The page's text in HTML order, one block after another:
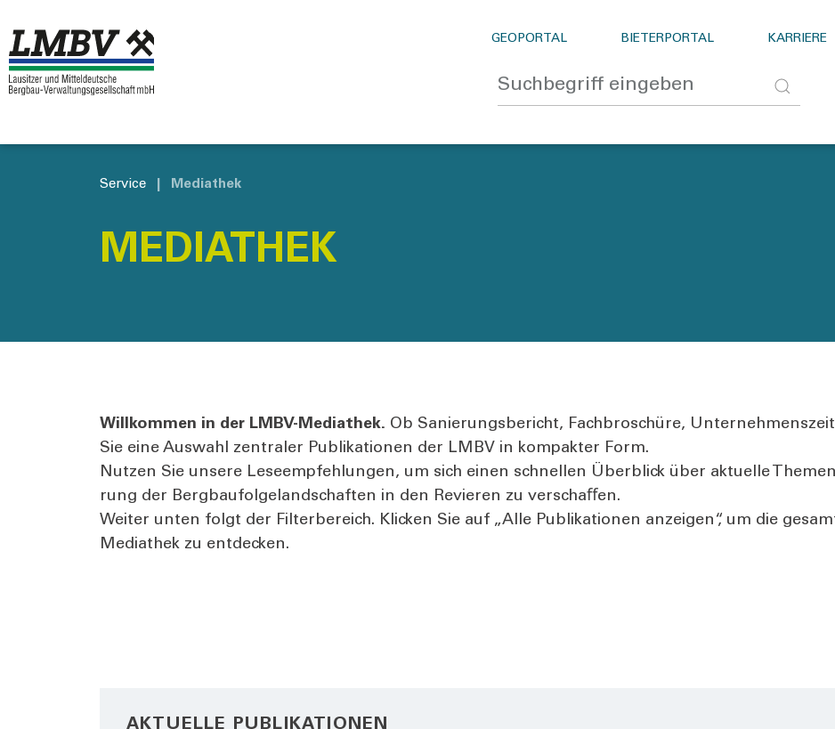
GEOPORTAL BIETERPORTAL KARRIERE
Service Mediathek
MEDIATHEK
Will­kom­men in der LMBV-Media­thek. Ob Sanie­rungs­be­richt, Fach­bro­schü­re,
Sie eine Aus­wahl zen­tra­ler Publi­ka­tio­nen der LMBV in kom­pak­ter Form.
Nut­zen Sie unse­re Lese­emp­feh­lun­gen, um sich einen schnel­len Über­blick über aktu­el­le
rung der Berg­bau­fol­ge­land­schaf­ten in den Revie­ren zu ver­schaﬀen.
Wei­ter unten folgt der Fil­ter­be­reich. Kli­cken Sie auf „Alle Publi­ka­tio­nen anzei­gen“, um die
Media­thek zu ent­de­cken.
AKTUELLE PUBLIKATIONEN